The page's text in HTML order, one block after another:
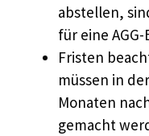
abstellen,
für eine
Fristen
müssen in
Monaten
gemacht